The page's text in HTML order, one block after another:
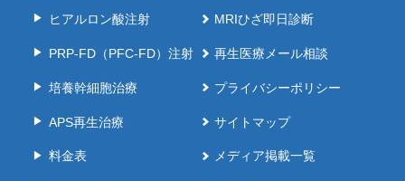
ヒアルロン酸注射
PRP-FD（PFC-FD）注射
培養幹細胞治療
APS再生治療
料金表
MRIひざ即日診断
再生医療メール相談
プライバシーポリシー
サイトマップ
メディア掲載一覧